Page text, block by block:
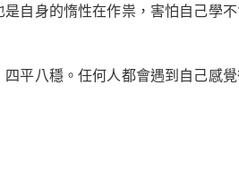
身的惰性在作祟，害怕自己學不
八穩。任何人都會遇到自己感覺